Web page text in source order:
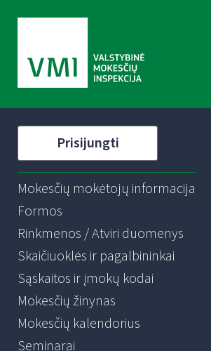
Prisijungti
Mokesčių mokėtojų informacija
Formos
Rinkmenos / Atviri duomenys
Skaičiuoklės ir pagalbininkai
Sąskaitos ir įmokų kodai
Mokesčių žinynas
Mokesčių kalendorius
Seminarai